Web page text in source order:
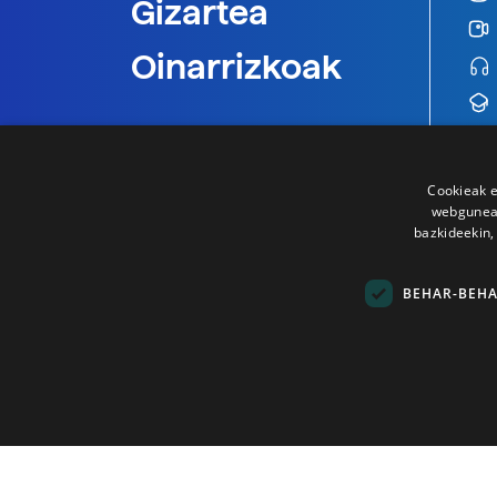
Gizartea
Oinarrizkoak
Cookieak
BEHAR-